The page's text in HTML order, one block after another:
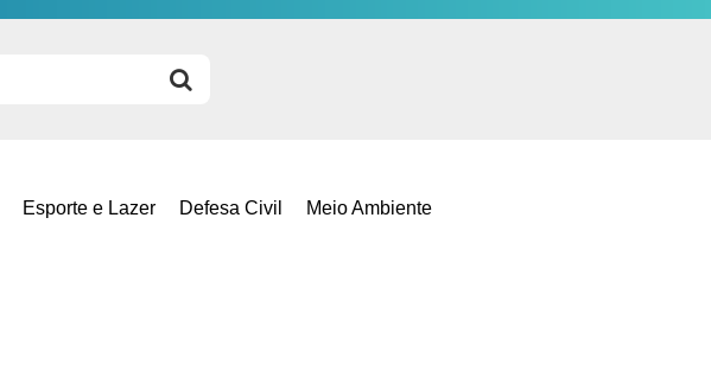
Esporte e Lazer Defesa Civil Meio Ambiente